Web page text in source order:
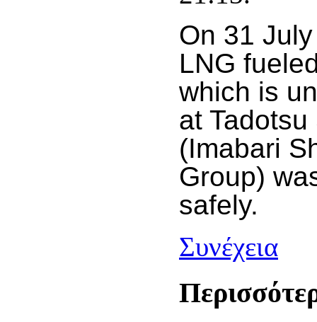
On 31
LNG
which is
at
(Imabari
Group)
safely.
Συνέχεια